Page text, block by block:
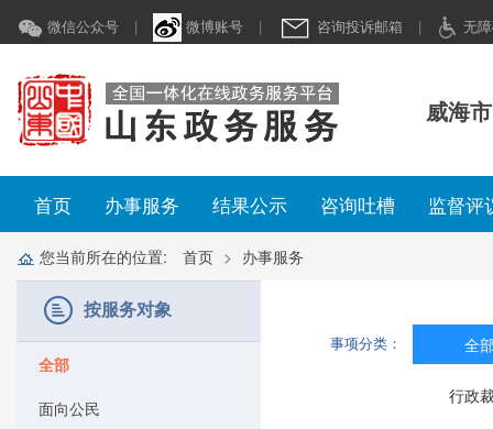
微信公众号 | 微博账号 | 咨询投诉邮箱 | 无
威海
首页 办事服务 结果公示 咨询吐槽 监督
您当前所在的位置: 首页 办事服务
按服务对象
全部
面向公民
事项分类： 全
行政